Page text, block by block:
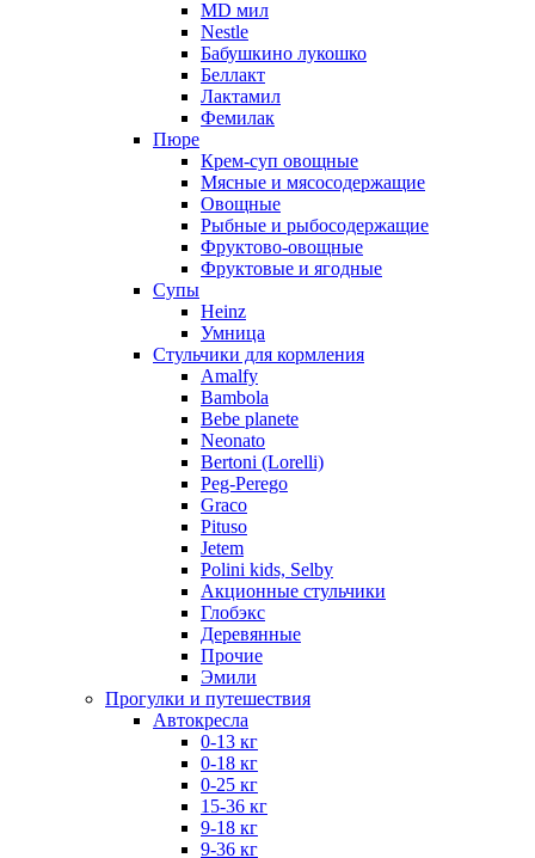
MD мил
Nestle
Бабушкино лукошко
Беллакт
Лактамил
Фемилак
Пюре
Крем-суп овощные
Мясные и мясосодержащие
Овощные
Рыбные и рыбосодержащие
Фруктово-овощные
Фруктовые и ягодные
Супы
Heinz
Умница
Стульчики для кормления
Amalfy
Bambola
Bebe planete
Neonato
Bertoni (Lorelli)
Peg-Perego
Graco
Pituso
Jetem
Polini kids, Selby
Акционные стульчики
Глобэкс
Деревянные
Прочие
Эмили
Прогулки и путешествия
Автокресла
0-13 кг
0-18 кг
0-25 кг
15-36 кг
9-18 кг
9-36 кг